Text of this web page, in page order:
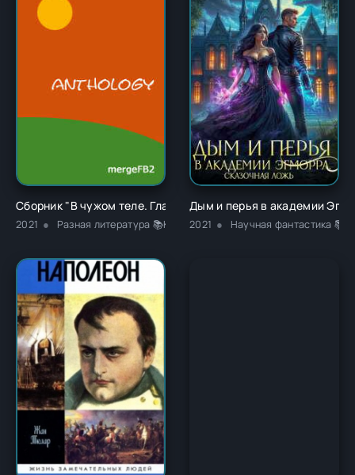
Сборник "В чужом теле. Глава 1" - Ричард Карл Лаймон
2021 Разная литература 📚Классика
Дым и перья в академии
2021 Научная фантастика